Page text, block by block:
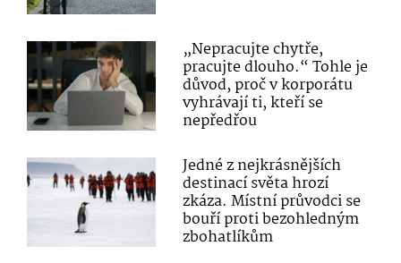
„Nepracujte chytře,
pracujte dlouho.“ Tohle je
důvod, proč v korporátu
vyhrávají ti, kteří se
nepředřou
Jedné z nejkrásnějších
destinací světa hrozí
zkáza. Místní průvodci se
bouří proti bezohledným
zbohatlíkům